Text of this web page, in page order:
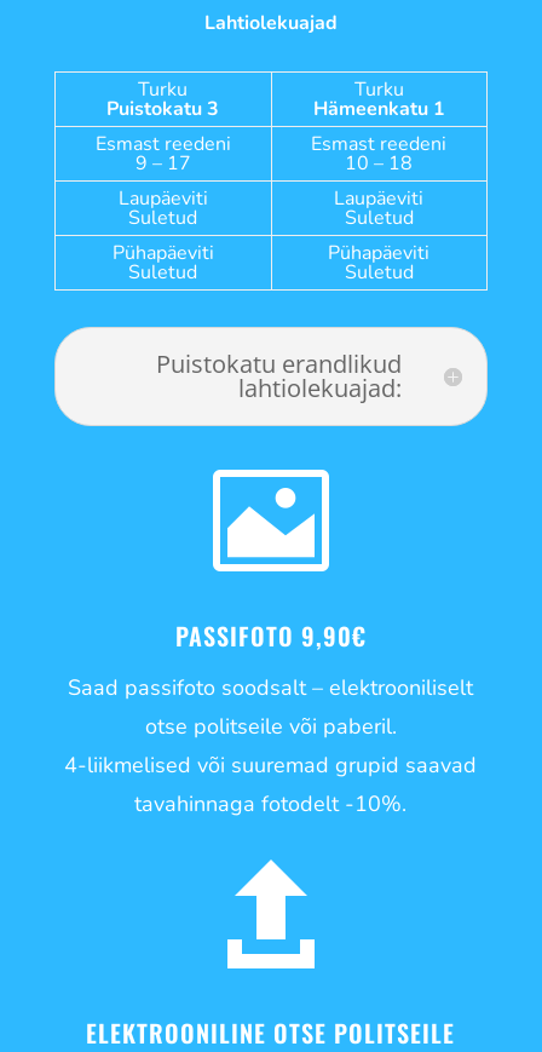
Lahtiolekuajad
Turku
Puistokatu 3
Turku
Hämeenkatu 1
Esmast reedeni
9 – 17
Esmast reedeni
10 – 18
Laupäeviti
Suletud
Laupäeviti
Suletud
Pühapäeviti
Suletud
Pühapäeviti
Suletud
Puistokatu erandlikud
lahtiolekuajad:

PASSIFOTO 9,90€
Saad passifoto soodsalt – elektrooniliselt
otse politseile või paberil.
4-liikmelised või suuremad grupid saavad
tavahinnaga fotodelt -10%.

ELEKTROONILINE OTSE POLITSEILE